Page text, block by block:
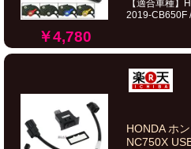
￥4,780
【適合車種
2019-CB650F
HONDA ホ
NC750X